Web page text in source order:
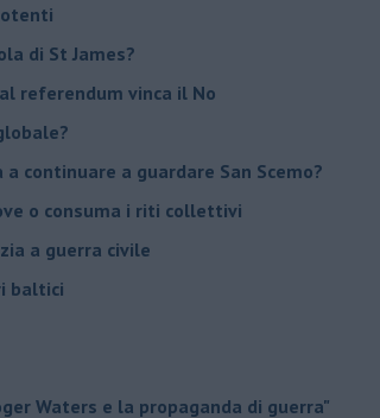
di St James?
referendum vinca il No
continuare a guardare San Scemo?
o consuma i riti collettivi
a guerra civile
baltici
Waters e la propaganda di guerra"